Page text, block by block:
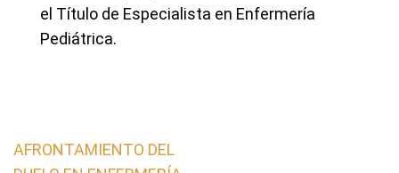
el Título de Especialista en Enfermería
Pediátrica.
Navegación
AFRONTAMIENTO DEL